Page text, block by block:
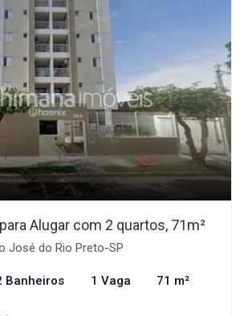
Alugar com 2 quartos, 71m²
José do Rio Preto-SP
Banheiros 1 Vaga 71 m²